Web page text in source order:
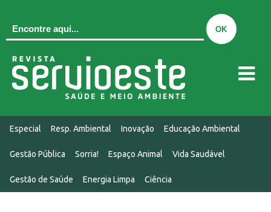
Especial Resp. Ambiental Inovação Educação Ambiental
Gestão Pública Sorria! Espaço Animal Vida Saudável
Gestão de Saúde Energia Limpa Ciência
QUEM SOMOS
MIDIAKIT